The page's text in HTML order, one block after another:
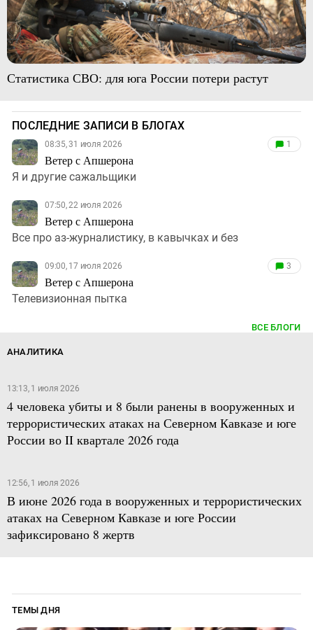
Статистика СВО: для юга России потери растут
ПОСЛЕДНИЕ ЗАПИСИ В БЛОГАХ
08:35, 31 июля 2026
Ветер с Апшерона
1
Я и другие сажальщики
07:50, 22 июля 2026
Ветер с Апшерона
Все про аз-журналистику, в кавычках и без
09:00, 17 июля 2026
Ветер с Апшерона
3
Телевизионная пытка
ВСЕ БЛОГИ
АНАЛИТИКА
13:13, 1 июля 2026
4 человека убиты и 8 были ранены в вооруженных и
террористических атаках на Северном Кавказе и юге
России во II квартале 2026 года
12:56, 1 июля 2026
В июне 2026 года в вооруженных и террористических
атаках на Северном Кавказе и юге России
зафиксировано 8 жертв
ТЕМЫ ДНЯ